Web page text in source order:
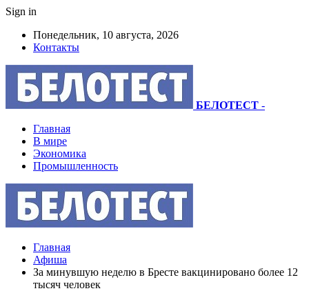
Sign in
Понедельник, 10 августа, 2026
Контакты
БЕЛОТЕСТ -
Главная
В мире
Экономика
Промышленность
Главная
Афиша
За минувшую неделю в Бресте вакцинировано более 12
тысяч человек